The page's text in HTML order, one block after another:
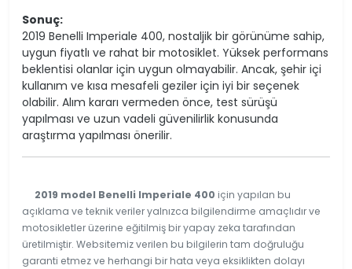
Sonuç:
2019 Benelli Imperiale 400, nostaljik bir görünüme sahip,
uygun fiyatlı ve rahat bir motosiklet. Yüksek performans
beklentisi olanlar için uygun olmayabilir. Ancak, şehir içi
kullanım ve kısa mesafeli geziler için iyi bir seçenek
olabilir. Alım kararı vermeden önce, test sürüşü
yapılması ve uzun vadeli güvenilirlik konusunda
araştırma yapılması önerilir.
2019 model Benelli Imperiale 400 için yapılan bu
açıklama ve teknik veriler yalnızca bilgilendirme amaçlıdır ve
motosikletler üzerine eğitilmiş bir yapay zeka tarafından
üretilmiştir. Websitemiz verilen bu bilgilerin tam doğruluğu
garanti etmez ve herhangi bir hata veya eksiklikten dolayı